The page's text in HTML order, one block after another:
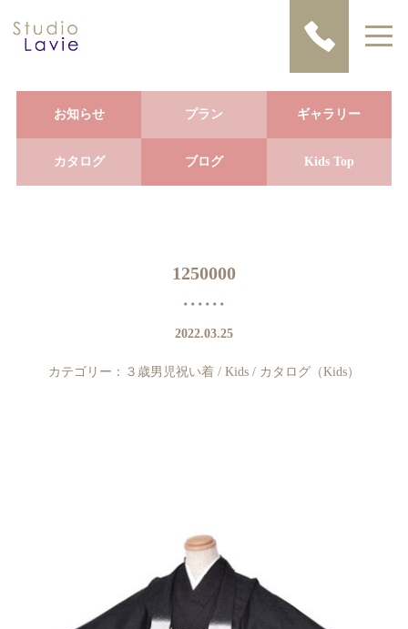
お知らせ プラン ギャラリー
カタログ ブログ Kids Top
1250000
2022.03.25
カテゴリー： ３歳男児祝い着 / Kids / カタログ（Kids）